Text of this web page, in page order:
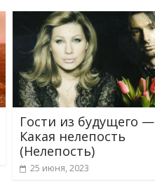
Гости из будущего —
Какая нелепость
(Нелепость)
25 июня, 2023